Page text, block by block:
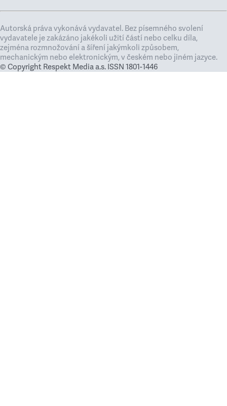
Autorská práva vykonává vydavatel. Bez písemného svolení
vydavatele je zakázáno jakékoli užití částí nebo celku díla,
zejména rozmnožování a šíření jakýmkoli způsobem,
mechanickým nebo elektronickým, v českém nebo jiném jazyce.
© Copyright Respekt Media a.s. ISSN 1801-1446